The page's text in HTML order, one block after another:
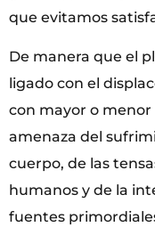
que evitamos
De manera que el
ligado con el
con mayor o
amenaza del
cuerpo, de las
humanos y de la
fuentes